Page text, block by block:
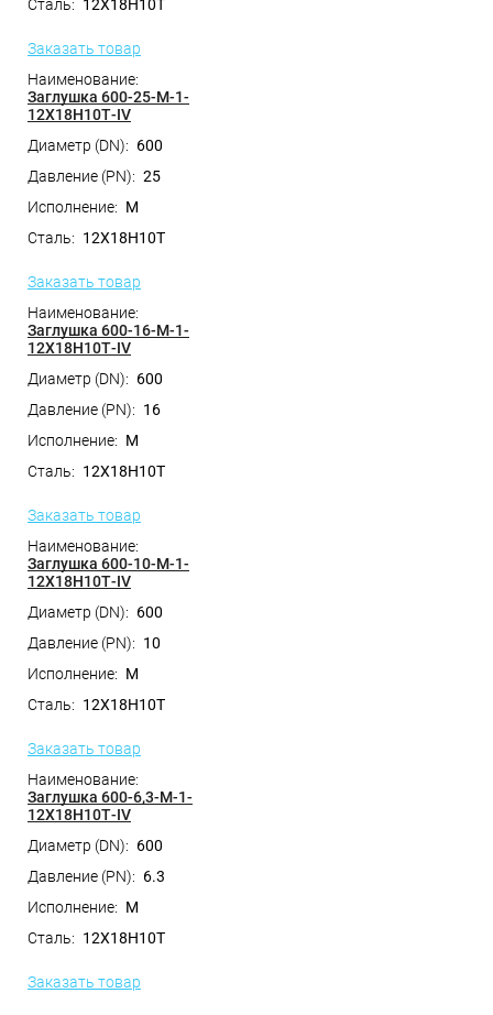
12Х18Н10Т
Заказать товар
Заглушка 600-25-M-1-
12Х18Н10Т-IV
600
25
M
12Х18Н10Т
Заказать товар
Заглушка 600-16-M-1-
12Х18Н10Т-IV
600
16
M
12Х18Н10Т
Заказать товар
Заглушка 600-10-M-1-
12Х18Н10Т-IV
600
10
M
12Х18Н10Т
Заказать товар
Заглушка 600-6,3-M-1-
12Х18Н10Т-IV
600
6.3
M
12Х18Н10Т
Заказать товар